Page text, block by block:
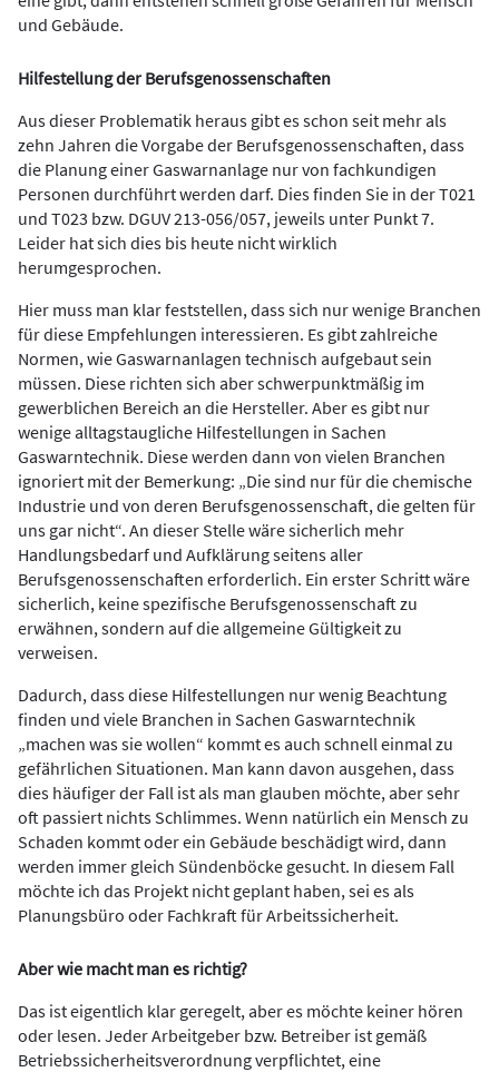
und Gebäude.
Hilfestellung der Berufsgenossenschaften
Aus dieser Problematik heraus gibt es schon seit mehr als
zehn Jahren die Vorgabe der Berufsgenossenschaften, dass
die Planung einer Gaswarnanlage nur von fachkundigen
Personen durchführt werden darf. Dies finden Sie in der T021
und T023 bzw. DGUV 213-056/057, jeweils unter Punkt 7.
Leider hat sich dies bis heute nicht wirklich
herumgesprochen.
Hier muss man klar feststellen, dass sich nur wenige Branchen
für diese Empfehlungen interessieren. Es gibt zahlreiche
Normen, wie Gaswarnanlagen technisch aufgebaut sein
müssen. Diese richten sich aber schwerpunktmäßig im
gewerblichen Bereich an die Hersteller. Aber es gibt nur
wenige alltagstaugliche Hilfestellungen in Sachen
Gaswarntechnik. Diese werden dann von vielen Branchen
ignoriert mit der Bemerkung: „Die sind nur für die chemische
Industrie und von deren Berufsgenossenschaft, die gelten für
uns gar nicht“. An dieser Stelle wäre sicherlich mehr
Handlungsbedarf und Aufklärung seitens aller
Berufsgenossenschaften erforderlich. Ein erster Schritt wäre
sicherlich, keine spezifische Berufsgenossenschaft zu
erwähnen, sondern auf die allgemeine Gültigkeit zu
verweisen.
Dadurch, dass diese Hilfestellungen nur wenig Beachtung
finden und viele Branchen in Sachen Gaswarntechnik
„machen was sie wollen“ kommt es auch schnell einmal zu
gefährlichen Situationen. Man kann davon ausgehen, dass
dies häufiger der Fall ist als man glauben möchte, aber sehr
oft passiert nichts Schlimmes. Wenn natürlich ein Mensch zu
Schaden kommt oder ein Gebäude beschädigt wird, dann
werden immer gleich Sündenböcke gesucht. In diesem Fall
möchte ich das Projekt nicht geplant haben, sei es als
Planungsbüro oder Fachkraft für Arbeitssicherheit.
Aber wie macht man es richtig?
Das ist eigentlich klar geregelt, aber es möchte keiner hören
oder lesen. Jeder Arbeitgeber bzw. Betreiber ist gemäß
Betriebssicherheitsverordnung verpflichtet, eine